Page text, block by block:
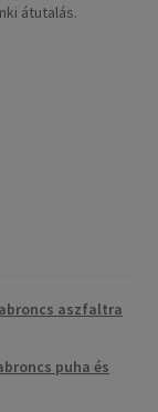
átutalás.
aszfaltra
puha és